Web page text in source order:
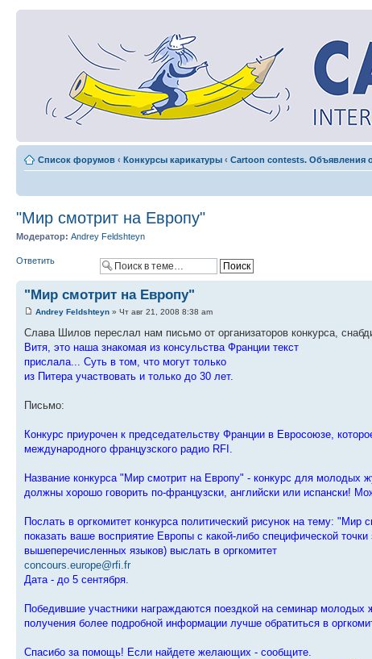
Список форумов ‹ Конкурсы карикатуры ‹ Cartoon contests. Объявления
"Мир смотрит на Европу"
Модератор: Andrey Feldshteyn
Ответить
"Мир смотрит на Европу"
Andrey Feldshteyn » Чт авг 21, 2008 8:38 am
Слава Шилов переслал нам письмо от организаторов конкурса,
Витя, это наша знакомая из консульства Франции текст
прислала... Суть в том, что могут только
из Питера участвовать и только до 30 лет.
Письмо:
Конкурс приурочен к председательству Франции в Евросоюзе,
международного французского радио RFI.
Название конкурса "Мир смотрит на Европу" - конкурс для молодых
должны хорошо говорить по-французски, английски или испански!
Послать в оргкомитет конкурса политический рисунок на тему:
показать ваше восприятие Европы с какой-либо специфической
вышеперечисленных языков) выслать в оргкомитет
concours.europe@rfi.fr
Дата - до 5 сентября.
Победившие участники награждаются поездкой на семинар
получения более подробной информации лучше обратиться в
Спасибо за помощь! Если найдете желающих - сообщите.